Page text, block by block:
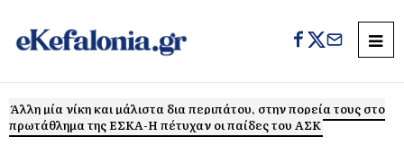
Άλλη μία νίκη και μάλιστα δια περιπάτου, στην πορεία τους στο
πρωτάθλημα της ΕΣΚΑ-Η πέτυχαν οι παίδες του ΑΣΚ